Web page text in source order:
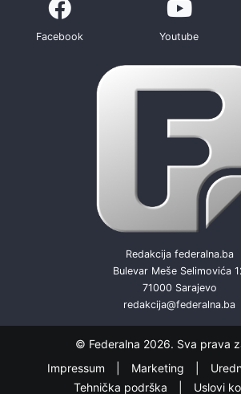
Facebook Youtube
Redakcija federalna.ba
Bulevar Meše Selimovića
71000 Sarajevo
redakcija@federalna.ba
© Federalna 2026. Sva prava
Impressum
Marketing
Tehnička podrška
Uslovi